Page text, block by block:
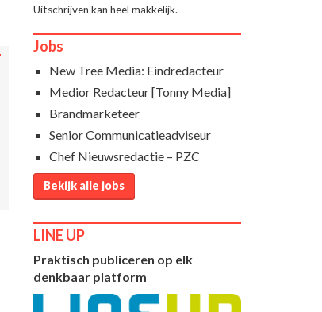
Uitschrijven kan heel makkelijk.
Jobs
New Tree Media: Eindredacteur
Medior Redacteur [Tonny Media]
Brandmarketeer
Senior Communicatieadviseur
Chef Nieuwsredactie – PZC
Bekijk alle jobs
LINE UP
Praktisch publiceren op elk
denkbaar platform